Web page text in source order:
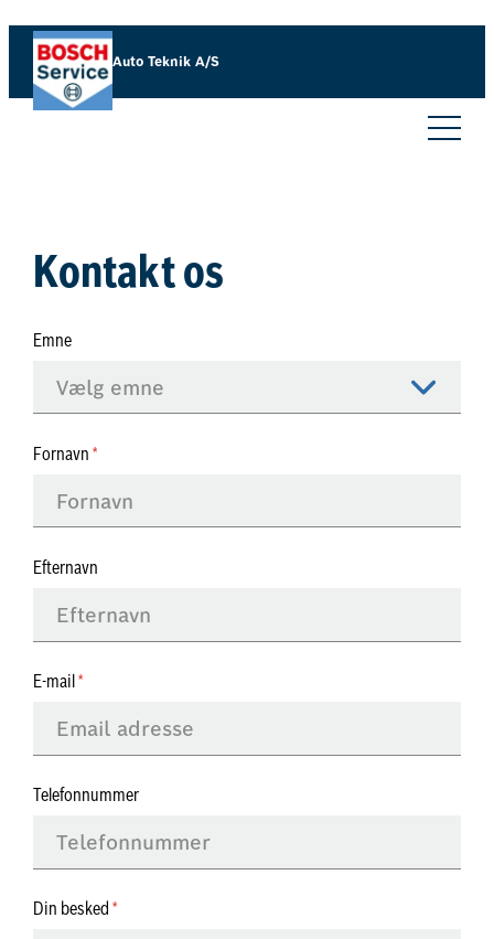
Spring
indhold
Auto Teknik A/S
Kontakt os
Emne
Fornavn
Efternavn
E-mail
Telefonnummer
Din besked